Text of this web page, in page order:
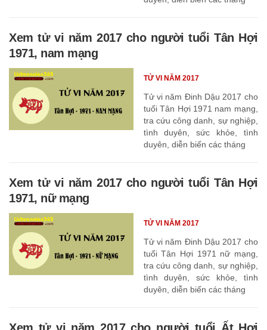
Xem tử vi năm 2017 cho người tuổi Tân Hợi
1971, nam mạng
Tử vi năm Đinh Dậu 2017 cho
tuổi Tân Hợi 1971 nam mạng,
tra cứu công danh, sự nghiệp,
tình duyên, sức khỏe, tình
duyên, diễn biến các tháng
TỬ VI NĂM 2017
Xem tử vi năm 2017 cho người tuổi Tân Hợi
1971, nữ mạng
Tử vi năm Đinh Dậu 2017 cho
tuổi Tân Hợi 1971 nữ mạng,
tra cứu công danh, sự nghiệp,
tình duyên, sức khỏe, tình
duyên, diễn biến các tháng
TỬ VI NĂM 2017